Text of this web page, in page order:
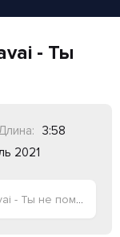
- Ты
3:58
2021
Ты не помнишь